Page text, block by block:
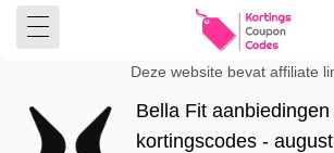
Deze website bevat affiliate
Bella Fit aanbiedingen
kortingscodes -